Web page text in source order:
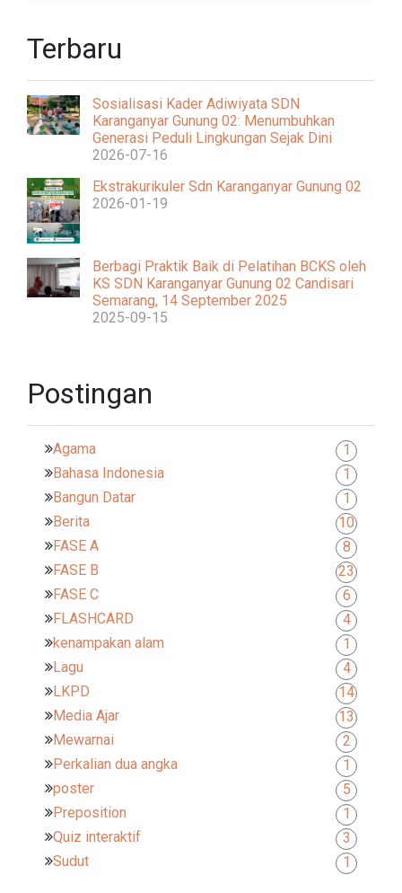
Terbaru
Sosialisasi Kader Adiwiyata SDN
Karanganyar Gunung 02: Menumbuhkan
Generasi Peduli Lingkungan Sejak Dini
2026-07-16
Ekstrakurikuler Sdn Karanganyar Gunung 02
2026-01-19
Berbagi Praktik Baik di Pelatihan BCKS oleh
KS SDN Karanganyar Gunung 02 Candisari
Semarang, 14 September 2025
2025-09-15
Postingan
Agama
1
Bahasa Indonesia
1
Bangun Datar
1
Berita
10
FASE A
8
FASE B
23
FASE C
6
FLASHCARD
4
kenampakan alam
1
Lagu
4
LKPD
14
Media Ajar
13
Mewarnai
2
Perkalian dua angka
1
poster
5
Preposition
1
Quiz interaktif
3
Sudut
1